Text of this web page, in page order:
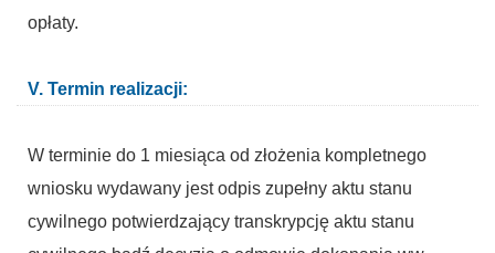
opłaty.
V. Termin realizacji:
W terminie do 1 miesiąca od złożenia kompletnego
wniosku wydawany jest odpis zupełny aktu stanu
cywilnego potwierdzający transkrypcję aktu stanu